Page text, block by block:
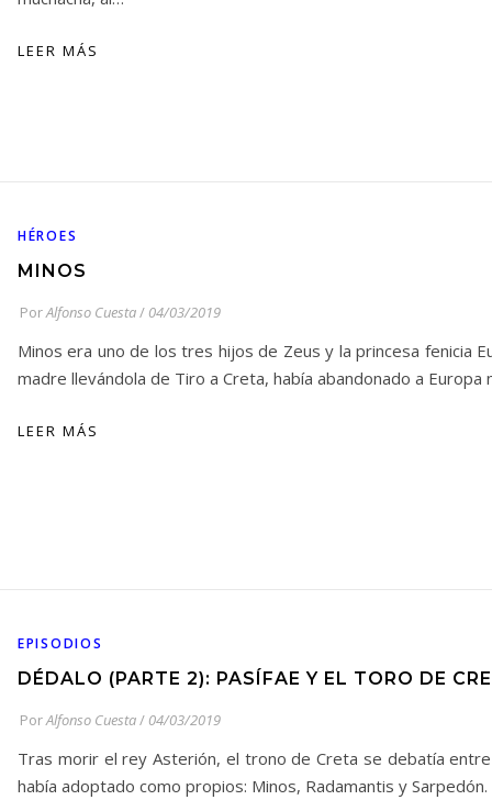
LEER MÁS
HÉROES
MINOS
PorAlfonso Cuesta/ 04/03/2019
Minos era uno de los tres hijos de Zeus y la princesa fenicia
madre llevándola de Tiro a Creta, había abandonado a
LEER MÁS
EPISODIOS
DÉDALO (PARTE 2): PASÍFAE Y EL TORO DE
PorAlfonso Cuesta/ 04/03/2019
Tras morir el rey Asterión, el trono de Creta se debatía
había adoptado como propios: Minos, Radamantis y